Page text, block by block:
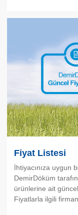
Fiyat Listesi
İhtiyacınıza uygun
DemirDöküm
ürünlerine ait
Fiyatlarla ilgili